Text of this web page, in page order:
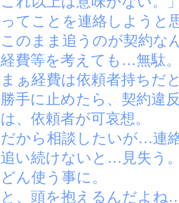
ってことを連絡しようと
このまま追うのが契約な
経費等を考えても…無駄
まぁ経費は依頼者持ちだ
勝手に止めたら、契約違
は、依頼者が可哀想。
だから相談したいが…連
追い続けないと…見失う
どん使う事に。
と、頭を抱えるんだよね